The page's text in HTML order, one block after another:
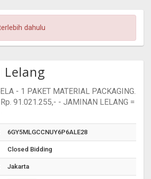
dahulu
Lelang
- 1 PAKET MATERIAL PACKAGING.
91.021.255,- - JAMINAN LELANG =
6GY5MLGCCNUY6P6ALE28
Closed Bidding
Jakarta